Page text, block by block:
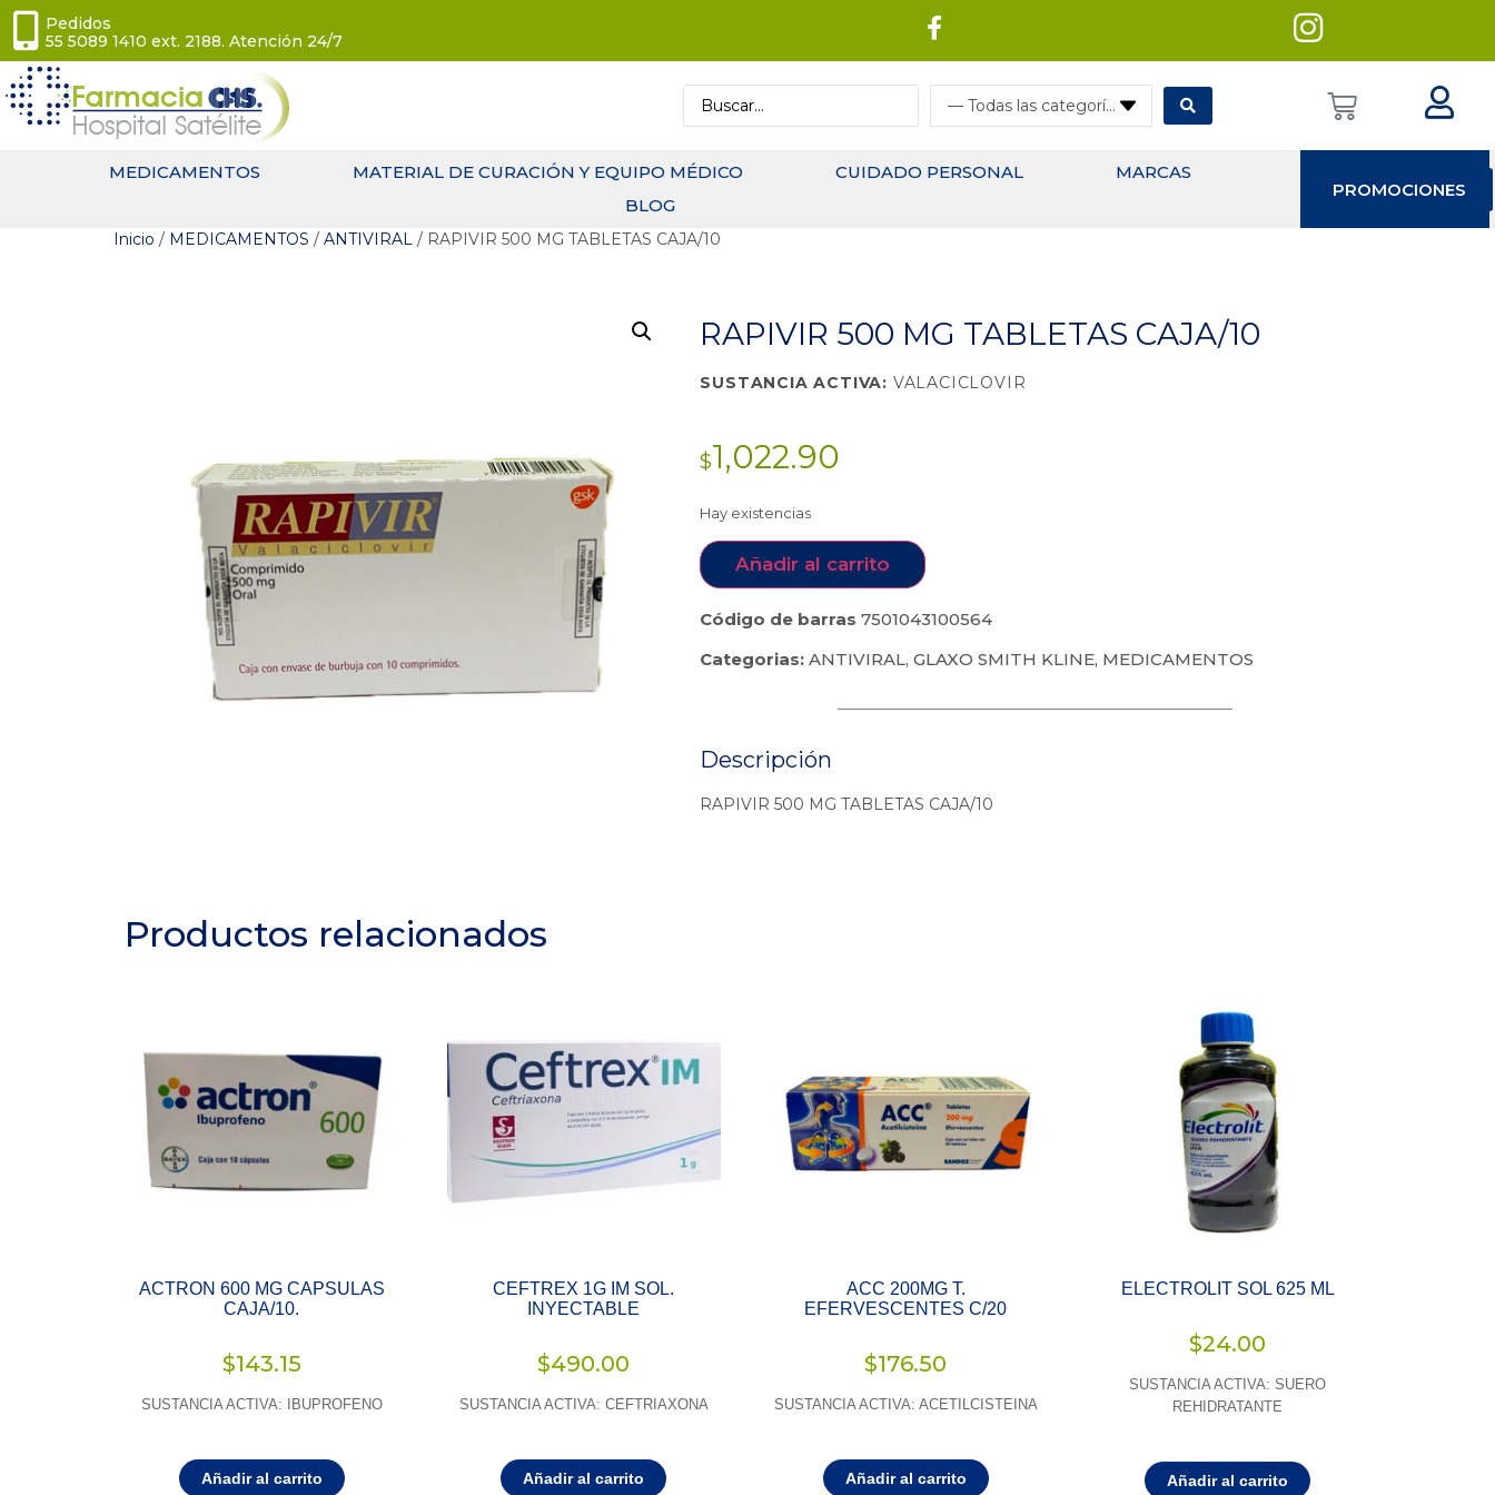
Pedidos
55 5089 1410 ext. 2188. Atención 24/7
— Todas las categorías
MEDICAMENTOS MATERIAL DE CURACIÓN Y EQUIPO MÉDICO CUIDADO PERSONAL
MARCAS
BLOG
PROMOCIONES
Inicio / MEDICAMENTOS / ANTIVIRAL / RAPIVIR 500 MG TABLETAS CAJA/10
RAPIVIR 500 MG TABLETAS CAJA/10
SUSTANCIA ACTIVA: VALACICLOVIR
$1,022.90
Hay existencias
Añadir al carrito
Código de barras7501043100564
Categorias: ANTIVIRAL,GLAXO SMITH KLINE, MEDICAMENTOS
Descripción
RAPIVIR 500 MG TABLETAS CAJA/10
Productos relacionados
ACTRON 600 MG CAPSULAS
CAJA/10.
$143.15
SUSTANCIA ACTIVA: IBUPROFENO
Añadir al carrito
CEFTREX 1G IM SOL.
INYECTABLE
$490.00
SUSTANCIA ACTIVA: CEFTRIAXONA
Añadir al carrito
ACC 200MG T.
EFERVESCENTES C/20
$176.50
SUSTANCIA ACTIVA: ACETILCISTEINA
Añadir al carrito
ELECTROLIT SOL 625 ML
$24.00
SUSTANCIA ACTIVA: SUERO
REHIDRATANTE
Añadir al carrito